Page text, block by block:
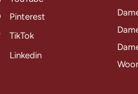
Pinterest
TikTok
Linkedin